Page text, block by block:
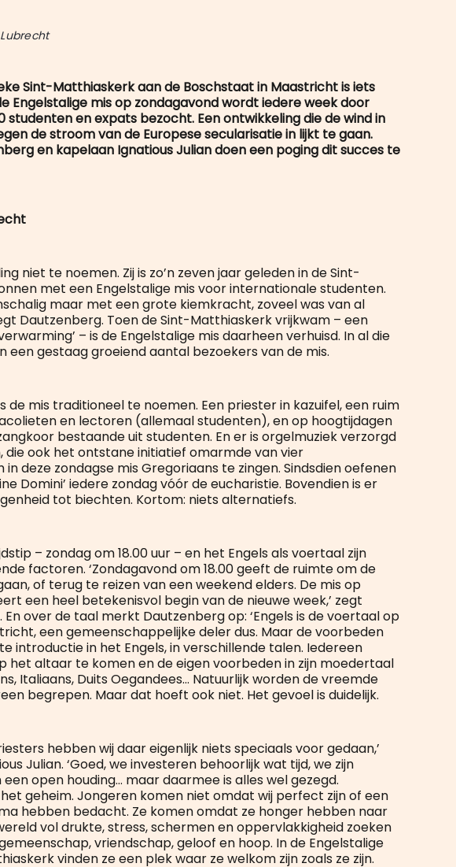
Sint-Matthiaskerk aan de Boschstaat in Maastricht is iets
Engelstalige mis op zondagavond wordt iedere week door
studenten en expats bezocht. Een ontwikkeling die de wind in
de stroom van de Europese secularisatie in lijkt te gaan.
en kapelaan Ignatious Julian doen een poging dit succes te
niet te noemen. Zij is zo’n zeven jaar geleden in de Sint-
met een Engelstalige mis voor internationale studenten.
maar met een grote kiemkracht, zoveel was van al
Dautzenberg. Toen de Sint-Matthiaskerk vrijkwam – een
– is de Engelstalige mis daarheen verhuisd. In al die
een gestaag groeiend aantal bezoekers van de mis.
de mis traditioneel te noemen. Een priester in kazuifel, een ruim
en lectoren (allemaal studenten), en op hoogtijdagen
bestaande uit studenten. En er is orgelmuziek verzorgd
die ook het ontstane initiatief omarmde van vier
deze zondagse mis Gregoriaans te zingen. Sindsdien oefenen
Domini’ iedere zondag vóór de eucharistie. Bovendien is er
tot biechten. Kortom: niets alternatiefs.
– zondag om 18.00 uur – en het Engels als voertaal zijn
factoren. ‘Zondagavond om 18.00 geeft de ruimte om de
of terug te reizen van een weekend elders. De mis op
een heel betekenisvol begin van de nieuwe week,’ zegt
over de taal merkt Dautzenberg op: ‘Engels is de voertaal op
een gemeenschappelijke deler dus. Maar de voorbeden
introductie in het Engels, in verschillende talen. Iedereen
het altaar te komen en de eigen voorbeden in zijn moedertaal
Italiaans, Duits Oegandees… Natuurlijk worden de vreemde
begrepen. Maar dat hoeft ook niet. Het gevoel is duidelijk.
hebben wij daar eigenlijk niets speciaals voor gedaan,’
Julian. ‘Goed, we investeren behoorlijk wat tijd, we zijn
open houding… maar daarmee is alles wel gezegd.
het geheim. Jongeren komen niet omdat wij perfect zijn of een
hebben bedacht. Ze komen omdat ze honger hebben naar
vol drukte, stress, schermen en oppervlakkigheid zoeken
vriendschap, geloof en hoop. In de Engelstalige
vinden ze een plek waar ze welkom zijn zoals ze zijn.